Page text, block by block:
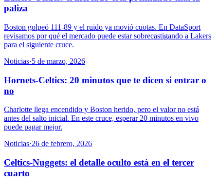
paliza
Boston golpeó 111-89 y el ruido ya movió cuotas. En DataSport
revisamos por qué el mercado puede estar sobrecastigando a Lakers
para el siguiente cruce.
Noticias·5 de marzo, 2026
Hornets-Celtics: 20 minutos que te dicen si entrar o
no
Charlotte llega encendido y Boston herido, pero el valor no está
antes del salto inicial. En este cruce, esperar 20 minutos en vivo
puede pagar mejor.
Noticias·26 de febrero, 2026
Celtics-Nuggets: el detalle oculto está en el tercer
cuarto